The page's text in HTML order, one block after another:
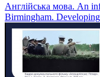
Англійська мова. An
Birmingham.